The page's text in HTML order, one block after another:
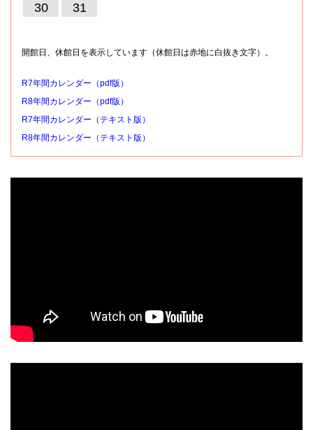
30
31
開館日、休館日を表示しています（休館日は赤地に白抜き文字）。
R7年間カレンダー（pdf版）
R8年間カレンダー（pdf版）
R7年間カレンダー（テキスト版）
R8年間カレンダー（テキスト版）